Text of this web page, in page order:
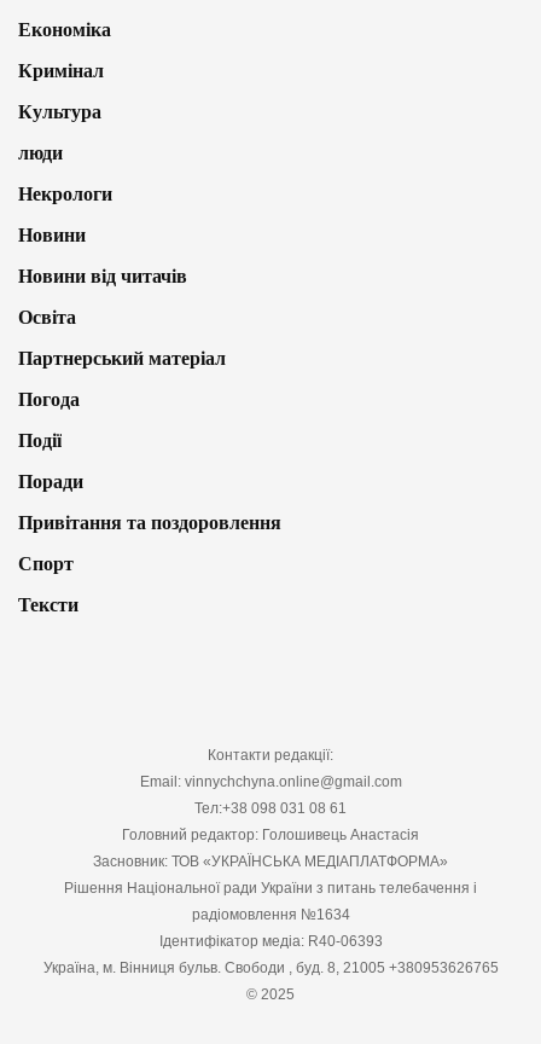
Економіка
Кримінал
Культура
люди
Некрологи
Новини
Новини від читачів
Освіта
Партнерський матеріал
Погода
Події
Поради
Привітання та поздоровлення
Спорт
Тексти
Контакти редакції:
Email: vinnychchyna.online@gmail.com
Тел:+38 098 031 08 61
Головний редактор: Голошивець Анастасія
Засновник: ТОВ «УКРАЇНСЬКА МЕДІАПЛАТФОРМА»
Рішення Національної ради України з питань телебачення і
радіомовлення №1634
Ідентифікатор медіа: R40-06393
Україна, м. Вінниця бульв. Свободи , буд. 8, 21005 +380953626765
© 2025